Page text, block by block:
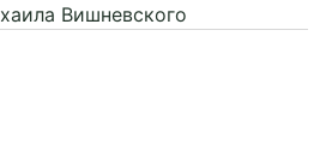
Вишневского